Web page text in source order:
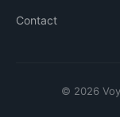
Contact
© 2026